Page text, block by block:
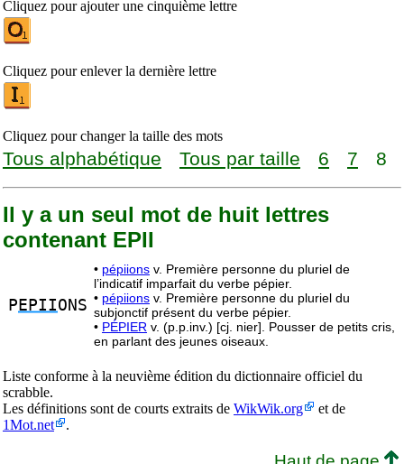
Cliquez pour ajouter une cinquième lettre
Cliquez pour enlever la dernière lettre
Cliquez pour changer la taille des mots
Tous alphabétique Tous par taille 6 7 8
Il y a un seul mot de huit lettres
contenant EPII
P EPIIONS
• pépiions v. Première personne du pluriel de
l’indicatif imparfait du verbe pépier.
• pépiions v. Première personne du pluriel du
subjonctif présent du verbe pépier.
• PÉPIER v. (p.p.inv.) [cj. nier]. Pousser de petits cris,
en parlant des jeunes oiseaux.
Liste conforme à la neuvième édition du dictionnaire officiel du
scrabble.
Les définitions sont de courts extraits de WikWik.org
et de
1Mot.net
.